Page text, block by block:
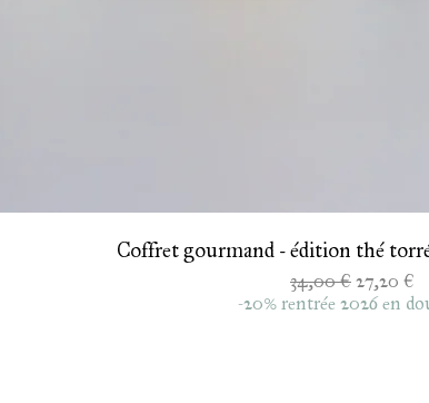
Aperçu rapide
Coffret gourmand - édition thé
Prix original
34,00 € Prix
27,20 €
-20% rentrée 2026 en